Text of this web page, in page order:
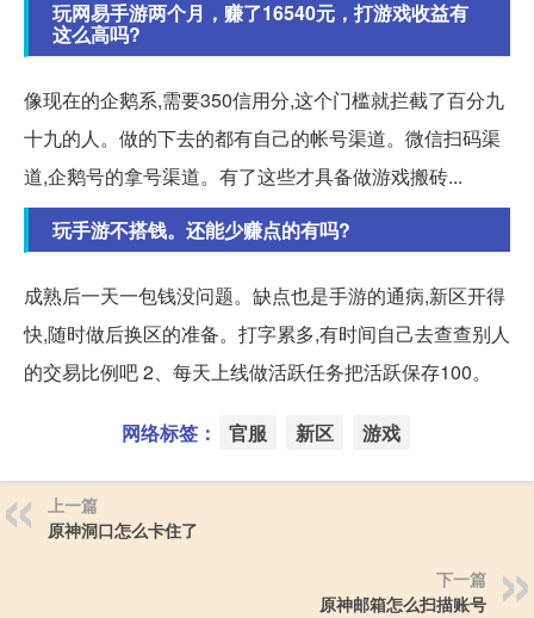
玩网易手游两个月，赚了16540元，打游戏收益有
这么高吗?
像现在的企鹅系,需要350信用分,这个门槛就拦截了百分九
十九的人。做的下去的都有自己的帐号渠道。微信扫码渠
道,企鹅号的拿号渠道。有了这些才具备做游戏搬砖...
玩手游不搭钱。还能少赚点的有吗?
成熟后一天一包钱没问题。缺点也是手游的通病,新区开得
快,随时做后换区的准备。打字累多,有时间自己去查查别人
的交易比例吧 2、每天上线做活跃任务把活跃保存100。
网络标签： 官服 新区 游戏
上一篇
原神洞口怎么卡住了
下一篇
原神邮箱怎么扫描账号